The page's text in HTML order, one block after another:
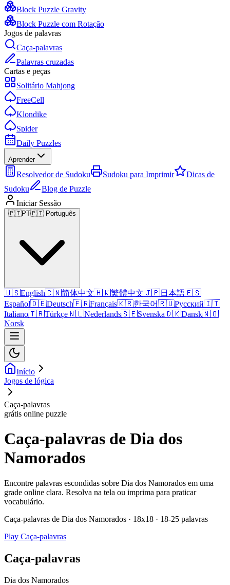
Block Puzzle Gravity
Block Puzzle com Rotação
Jogos de palavras
Caça-palavras
Palavras cruzadas
Cartas e peças
Solitário Mahjong
FreeCell
Klondike
Spider
Daily Puzzles
Aprender
Resolvedor de Sudoku Sudoku para Imprimir
Dicas de
Sudoku
Blog de Puzzle
Iniciar Sessão
🇵🇹PT🇵🇹 Português
🇺🇸English🇨🇳简体中文🇭🇰繁體中文🇯🇵日本語🇪🇸
Español🇩🇪Deutsch🇫🇷Français🇰🇷한국어🇷🇺Русский🇮🇹
Italiano🇹🇷Türkçe🇳🇱Nederlands🇸🇪Svenska🇩🇰Dansk🇳🇴
Norsk
Início
Jogos de lógica
Caça-palavras
grátis online puzzle
Caça-palavras de Dia dos
Namorados
Encontre palavras escondidas sobre Dia dos Namorados em uma
grade online clara. Resolva na tela ou imprima para praticar
vocabulário.
Caça-palavras de Dia dos Namorados · 18x18 · 18-25 palavras
Play Caça-palavras
Caça-palavras
Dia dos Namorados